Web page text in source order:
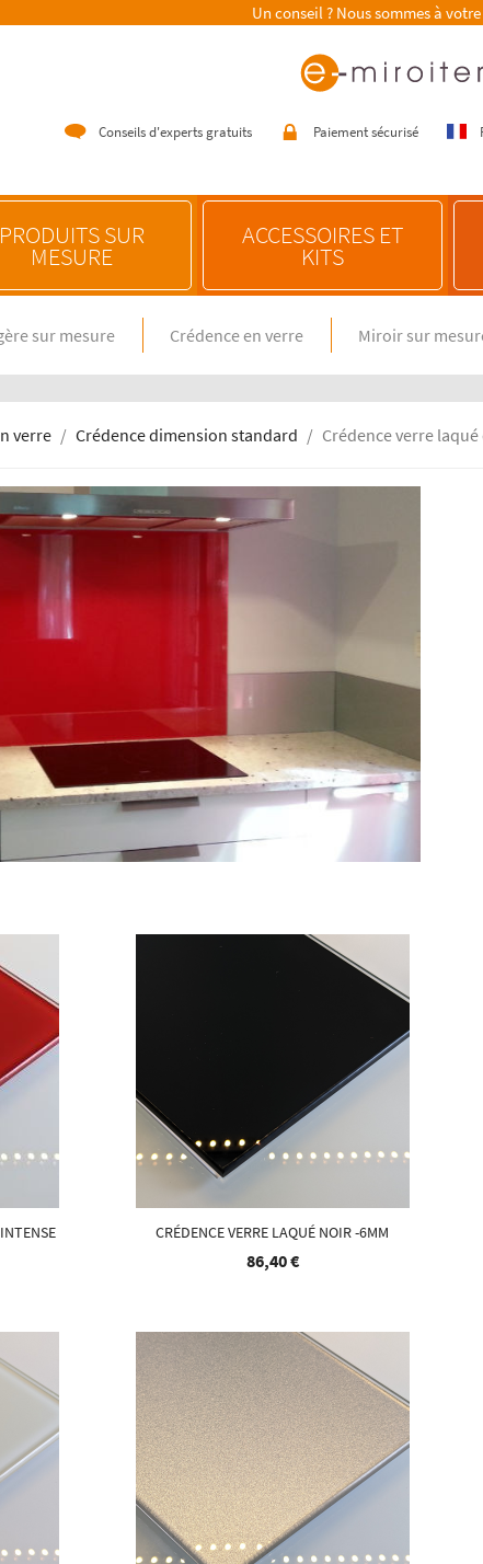
Un conseil ? Nous sommes à
Conseils d'experts gratuits Paiement sécurisé
PRODUITS SUR
MESURE
CRÉDENCE SUR MESURE
Crédence en verre spécial feux gaz
Crédence miroir sur mesure
Crédence en verre sur mesure
CRÉDENCE DIMENSION STANDARD
Crédence en verre laqué dimension
standard
ACCESSOIRES DE POSE POUR
Accessoires pour crédence
NOS
Choisir
Poser
ACCESSOIRES ET
KITS
sur mesure Crédence en verre Miroir sur
verre Crédence dimension standard Crédence verre
CRÉDENCE VERRE LAQUÉ NOIR -6MM
86,40 €